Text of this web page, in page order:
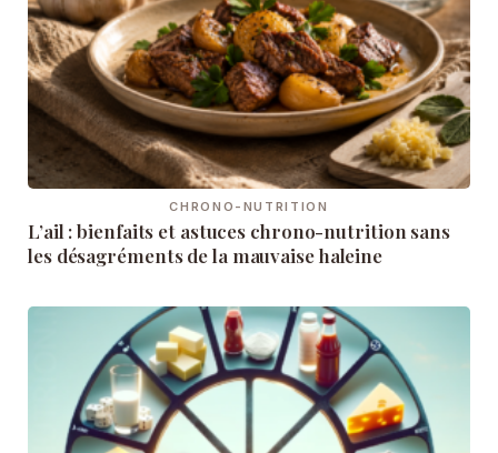
CHRONO-NUTRITION
L’ail : bienfaits et astuces chrono-nutrition sans
les désagréments de la mauvaise haleine